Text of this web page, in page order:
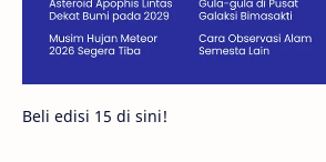
Juno Bintang Biner
Fakta Galaksi Spiral
Beli edisi 15 di sini!